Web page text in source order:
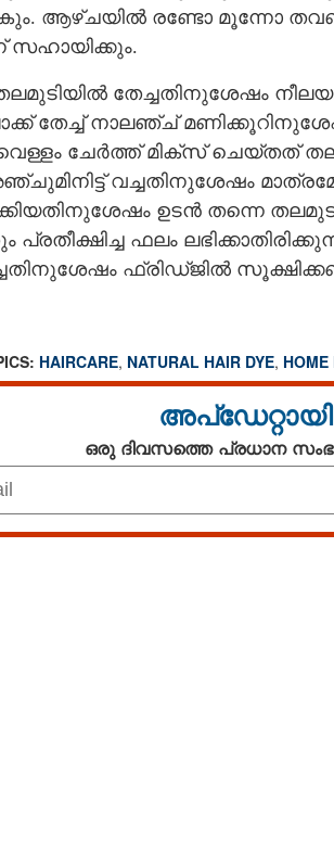
ആഴ്‌ചയിൽ രണ്ടോ മൂന്നോ
സഹായിക്കും.
തേച്ചതിനുശേഷം
തേച്ച് നാലഞ്ച്
ചേർത്ത് മിക്‌സ് ചെയ്തത്
വച്ചതിനുശേഷം
ഉടൻ തന്നെ
ഫലം
ഫ്രിഡ്ജിൽ
HAIRCARE, NATURAL HAIR DYE, HOME
ഒരു ദിവസത്തെ പ്രധാന